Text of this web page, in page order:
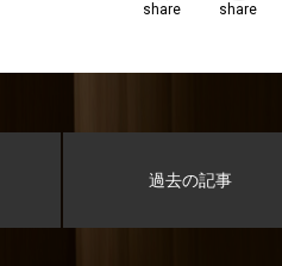
share share
過去の記事